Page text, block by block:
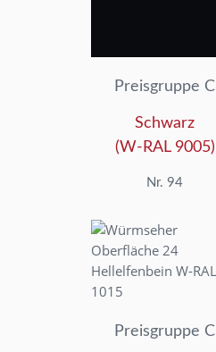
Preisgruppe C
Schwarz
(W-RAL 9005)
Nr. 94
Preisgruppe C